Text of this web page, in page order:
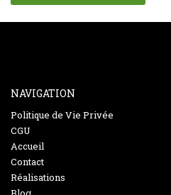
NAVIGATION
Politique de Vie Privée
CGU
Accueil
Contact
Réalisations